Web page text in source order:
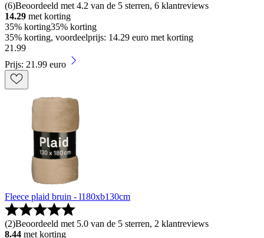
(6)Beoordeeld met 4.2 van de 5 sterren, 6 klantreviews
14.29 met korting
35% korting35% korting
35% korting, voordeelprijs: 14.29 euro met korting
21 .99
Prijs: 21.99 euro
Fleece plaid bruin - l180xb130cm
(2)Beoordeeld met 5.0 van de 5 sterren, 2 klantreviews
8.44 met korting